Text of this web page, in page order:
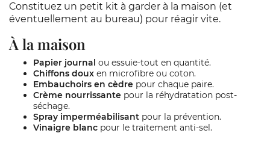
Constituez un petit kit à garder à la maison (et
éventuellement au bureau) pour réagir vite.
À la maison
Papier journal ou essuie-tout en quantité.
Chiffons doux en microfibre ou coton.
Embauchoirs en cèdre pour chaque paire.
Crème nourrissante pour la réhydratation post-
séchage.
Spray imperméabilisant pour la prévention.
Vinaigre blanc pour le traitement anti-sel.